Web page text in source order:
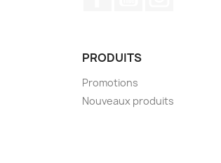
PRODUITS
Promotions
Nouveaux produits